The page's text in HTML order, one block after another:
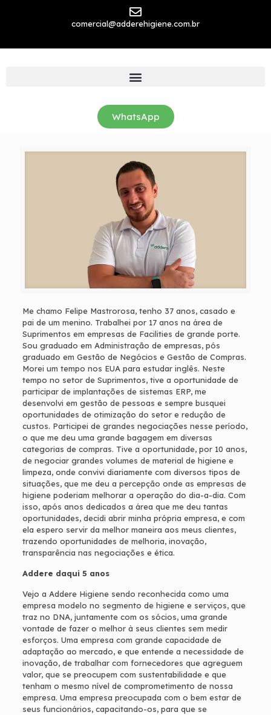
comercial@adderehigiene.com.br
WhatsApp
Me chamo Felipe Mastrorosa, tenho 37 anos, casado e
pai de um menino. Trabalhei por 17 anos na área de
Suprimentos em empresas de Facilities de grande porte.
Sou graduado em Administração de empresas, pós
graduado em Gestão de Negócios e Gestão de Compras.
Morei um tempo nos EUA para estudar inglês. Neste
tempo no setor de Suprimentos, tive a oportunidade de
participar de implantações de sistemas ERP, me
desenvolvi em gestão de pessoas e sempre busquei
oportunidades de otimização do setor e redução de
custos. Participei de grandes negociações nesse período,
o que me deu uma grande bagagem em diversas
categorias de compras. Tive a oportunidade, por 10 anos,
de negociar grandes volumes de material de higiene e
limpeza, onde convivi diariamente com diversos tipos de
situações, que me deu a percepção onde as empresas de
higiene poderiam melhorar a operação do dia-a-dia. Com
isso, após anos dedicados a área que me deu tantas
oportunidades, decidi abrir minha própria empresa, e com
ela espero servir da melhor maneira aos meus clientes,
trazendo oportunidades de melhoria, inovação,
transparência nas negociações e ética.
Addere daqui 5 anos
Vejo a Addere Higiene sendo reconhecida como uma
empresa modelo no segmento de higiene e serviços, que
traz no DNA, juntamente com os sócios, uma grande
vontade de fazer o melhor à seus clientes sem medir
esforços. Uma empresa com grande capacidade de
adaptação ao mercado, e que entende a necessidade de
inovação, de trabalhar com fornecedores que agreguem
valor, que se preocupem com sustentabilidade e que
tenham o mesmo nível de comprometimento de nossa
empresa. Uma empresa preocupada com o bem estar de
seus funcionários, capacitando-os, para que se